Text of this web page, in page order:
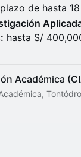
de hasta 18
hasta S/
Académica